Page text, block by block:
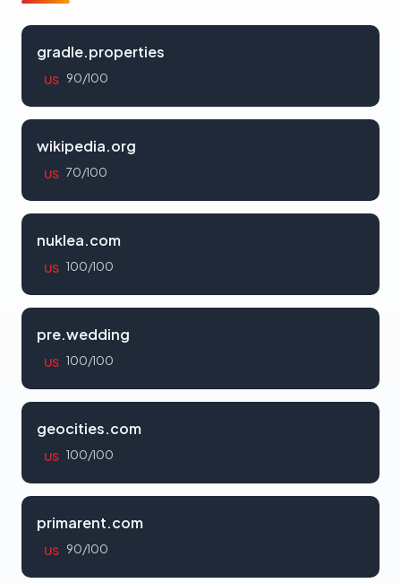
gradle.properties
US 90/100
wikipedia.org
US 70/100
nuklea.com
US 100/100
pre.wedding
US 100/100
geocities.com
US 100/100
primarent.com
US 90/100